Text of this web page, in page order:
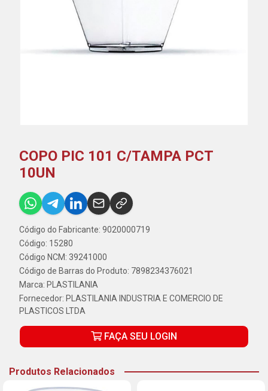
COPO PIC 101 C/TAMPA PCT
10UN
Código do Fabricante: 9020000719
Código: 15280
Código NCM: 39241000
Código de Barras do Produto: 7898234376021
Marca: PLASTILANIA
Fornecedor: PLASTILANIA INDUSTRIA E COMERCIO DE
PLASTICOS LTDA
FAÇA SEU LOGIN
Produtos Relacionados